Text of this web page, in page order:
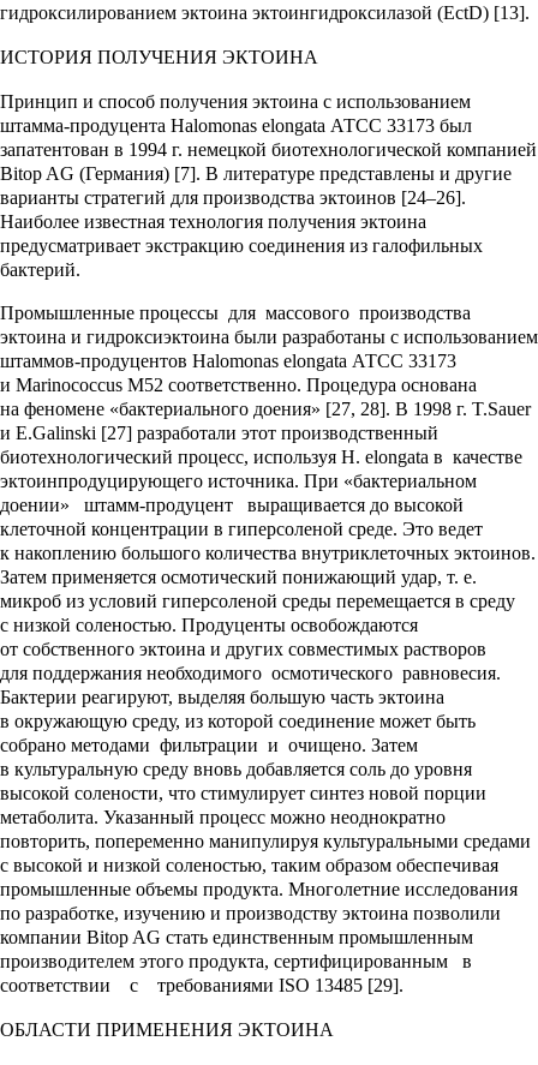
гидроксилированием эктоина эктоингидроксилазой (EctD) [13].
ИСТОРИЯ ПОЛУЧЕНИЯ ЭКТОИНА
Принцип и способ получения эктоина с использованием
штамма-продуцента Halomonas elongata АТСС 33173 был
запатентован в 1994 г. немецкой биотехнологической компанией
Bitop AG (Германия) [7]. В литературе представлены и другие
варианты стратегий для производства эктоинов [24–26].
Наиболее известная технология получения эктоина
предусматривает экстракцию соединения из галофильных
бактерий.
Промышленные процессы для массового производства
эктоина и гидроксиэктоина были разработаны с использованием
штаммов-продуцентов Halomonas elongata АТСС 33173
и Marinococcus M52 соответственно. Процедура основана
на феномене «бактериального доения» [27, 28]. В 1998 г. T.Sauer
и E.Galinski [27] разработали этот производственный
биотехнологический процесс, используя H. elongata в качестве
эктоинпродуцирующего источника. При «бактериальном
доении» штамм-продуцент выращивается до высокой
клеточной концентрации в гиперсоленой среде. Это ведет
к накоплению большого количества внутриклеточных эктоинов.
Затем применяется осмотический понижающий удар, т. е.
микроб из условий гиперсоленой среды перемещается в среду
с низкой соленостью. Продуценты освобождаются
от собственного эктоина и других совместимых растворов
для поддержания необходимого осмотического равновесия.
Бактерии реагируют, выделяя большую часть эктоина
в окружающую среду, из которой соединение может быть
собрано методами фильтрации и очищено. Затем
в культуральную среду вновь добавляется соль до уровня
высокой солености, что стимулирует синтез новой порции
метаболита. Указанный процесс можно неоднократно
повторить, попеременно манипулируя культуральными средами
с высокой и низкой соленостью, таким образом обеспечивая
промышленные объемы продукта. Многолетние исследования
по разработке, изучению и производству эктоина позволили
компании Bitop AG стать единственным промышленным
производителем этого продукта, сертифицированным в
соответствии с требованиями ISO 13485 [29].
ОБЛАСТИ ПРИМЕНЕНИЯ ЭКТОИНА